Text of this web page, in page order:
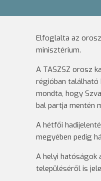
Elfoglalta az
minisztérium.
A TASZSZ orosz
régióban található
mondta, hogy
bal partja mentén
A hétfői
megyében pedig
A helyi hatóságok
településéről is